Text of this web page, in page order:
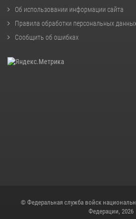
Об использовании информации сайта
Правила обработки персональных
Сообщить об ошибках
© Федеральная служба войск
Федерации, 2026